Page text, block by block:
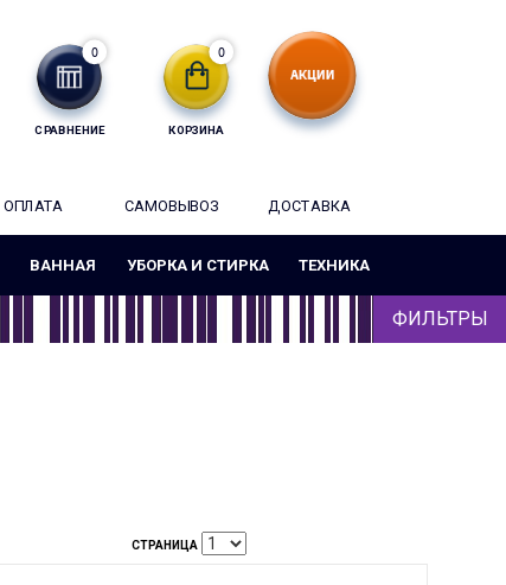
СРАВНЕНИЕ
0
КОРЗИНА
0
ОПЛАТА САМОВЫВОЗ ДОСТАВКА
ВАННАЯ УБОРКА И СТИРКА ТЕХНИКА
ФИЛЬТРЫ
СТРАНИЦА